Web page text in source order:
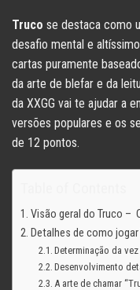
Truco se destaca como
desafio mental e
cartas puramente
da arte de blefar e da
da XXGG vai te ajudar a
versões populares e os
de 12 pontos.
Visão geral do Truco –
Detalhes de como
Determinação da
Desenvolvimento
A arte de chamar